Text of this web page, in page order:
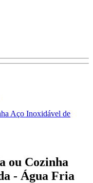
Aço Inoxidável de
ou Cozinha
- Água Fria